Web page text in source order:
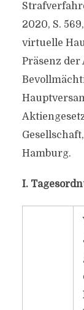
2020, S.
virtuelle
Präsenz
Hamburg.
I.